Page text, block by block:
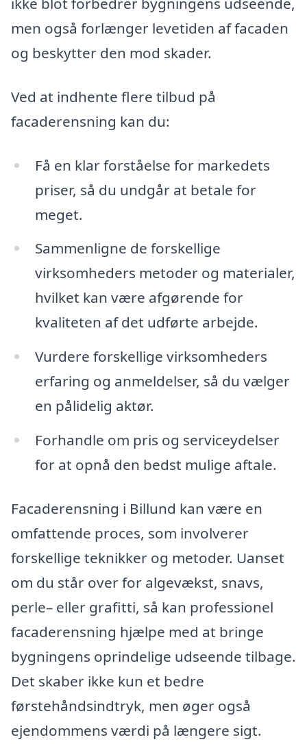
men også forlænger levetiden af facaden
og beskytter den mod skader.
Ved at indhente flere tilbud på
facaderensning kan du:
Få en klar forståelse for markedets
priser, så du undgår at betale for
meget.
Sammenligne de forskellige
virksomheders metoder og materialer,
hvilket kan være afgørende for
kvaliteten af det udførte arbejde.
Vurdere forskellige virksomheders
erfaring og anmeldelser, så du vælger
en pålidelig aktør.
Forhandle om pris og serviceydelser
for at opnå den bedst mulige aftale.
Facaderensning i Billund kan være en
omfattende proces, som involverer
forskellige teknikker og metoder. Uanset
om du står over for algevækst, snavs,
perle– eller grafitti, så kan professionel
facaderensning hjælpe med at bringe
bygningens oprindelige udseende tilbage.
Det skaber ikke kun et bedre
førstehåndsindtryk, men øger også
ejendommens værdi på længere sigt.